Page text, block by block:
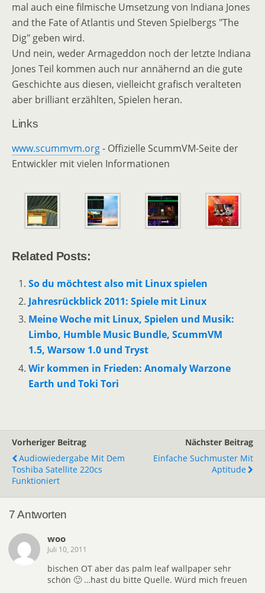
mal auch eine filmische Umsetzung von Indiana Jones
and the Fate of Atlantis und Steven Spielbergs "The
Dig" geben wird.
Und nein, weder Armageddon noch der letzte Indiana
Jones Teil kommen auch nur annähernd an die gute
Geschichte aus diesen, vielleicht grafisch veralteten
aber brilliant erzählten, Spielen heran.
Links
www.scummvm.org- Offizielle ScummVM-Seite der
Entwickler mit vielen Informationen
Related Posts:
So du möchtest also mit Linux spielen
Jahresrückblick 2011: Spiele mit Linux
Meine Woche mit Linux, Spielen und Musik:
Limbo, Humble Music Bundle, ScummVM
1.5, Warsow 1.0 und Tryst
Wir kommen in Frieden: Anomaly Warzone
Earth und Toki Tori
Vorheriger Beitrag
Audiowiedergabe Mit Dem
Toshiba Satellite 220cs
Funktioniert
Nächster Beitrag
Einfache Suchmuster Mit
Aptitude
7 Antworten
woo
Juli 10, 2011
bischen OT aber das palm leaf wallpaper sehr
schön 🙂 …hast du bitte Quelle. Würd mich freuen